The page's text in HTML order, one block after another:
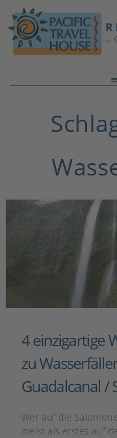
4 einzigartige
zu
Guadalcanal /
Wer auf die
meist als erstes auf